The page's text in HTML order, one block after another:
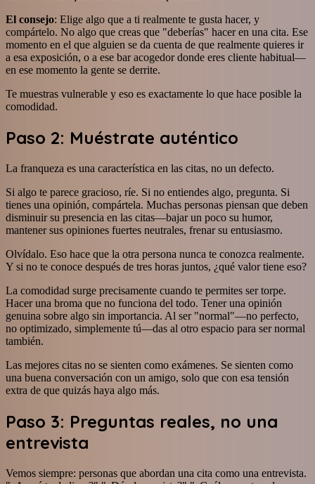
El consejo: Elige algo que a ti realmente te gusta hacer, y
compártelo. No algo que creas que "deberías" hacer en una cita. Ese
momento en el que alguien se da cuenta de que realmente quieres ir
a esa exposición, o a ese bar acogedor donde eres cliente habitual—
en ese momento la gente se derrite.
Te muestras vulnerable y eso es exactamente lo que hace posible la
comodidad.
Paso 2: Muéstrate auténtico
La franqueza es una característica en las citas, no un defecto.
Si algo te parece gracioso, ríe. Si no entiendes algo, pregunta. Si
tienes una opinión, compártela. Muchas personas piensan que deben
disminuir su presencia en las citas—bajar un poco su humor,
mantener sus opiniones fuertes neutrales, frenar su entusiasmo.
Olvídalo. Eso hace que la otra persona nunca te conozca realmente.
Y si no te conoce después de tres horas juntos, ¿qué valor tiene eso?
La comodidad surge precisamente cuando te permites ser torpe.
Hacer una broma que no funciona del todo. Tener una opinión
genuina sobre algo sin importancia. Al ser "normal"—no perfecto,
no optimizado, simplemente tú—das al otro espacio para ser normal
también.
Las mejores citas no se sienten como exámenes. Se sienten como
una buena conversación con un amigo, solo que con esa tensión
extra de que quizás haya algo más.
Paso 3: Preguntas reales, no una
entrevista
Vemos siempre: personas que abordan una cita como una entrevista.